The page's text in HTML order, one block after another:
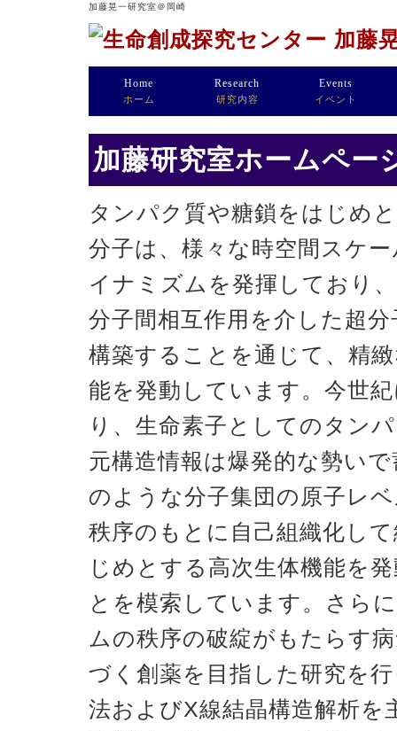
加藤晃一研究室＠岡崎
Home
ホーム
Research
研究内容
Events
イベント
加藤研究室ホームペー
タンパク質や糖鎖をはじめ
分子は、様々な時空間スケ
イナミズムを発揮しており
分子間相互作用を介した超
構築することを通じて、精
能を発動しています。今世
り、生命素子としてのタン
元構造情報は爆発的な勢い
のような分子集団の原子レ
秩序のもとに自己組織化し
じめとする高次生体機能を
とを模索しています。さら
ムの秩序の破綻がもたらす
づく創薬を目指した研究を
法およびX線結晶構造解析を